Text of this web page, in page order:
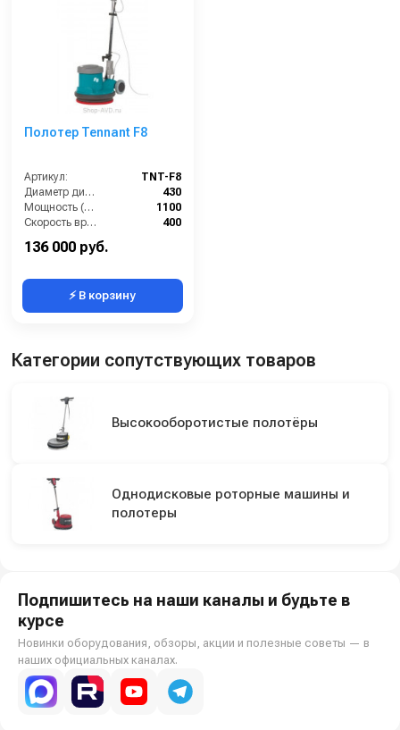
Полотер Tennant F8
Артикул:
TNT-F8
Диаметр диска / рабочая ширина (мм):
430
Мощность (Вт):
1100
Скорость вращения щётки (об/мин):
400
136 000 руб.
⚡ В корзину
Категории сопутствующих товаров
Высокооборотистые полотёры
Однодисковые роторные машины и
полотеры
Подпишитесь на наши каналы и будьте в
курсе
Новинки оборудования, обзоры, акции и полезные советы — в
наших официальных каналах.